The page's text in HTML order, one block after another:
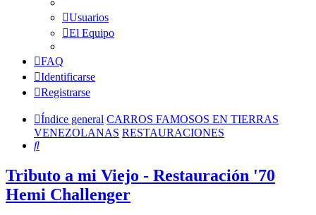
Usuarios
El Equipo
FAQ
Identificarse
Registrarse
Índice general CARROS FAMOSOS EN TIERRAS
VENEZOLANAS RESTAURACIONES
Buscar
Tributo a mi Viejo - Restauración '70
Hemi Challenger